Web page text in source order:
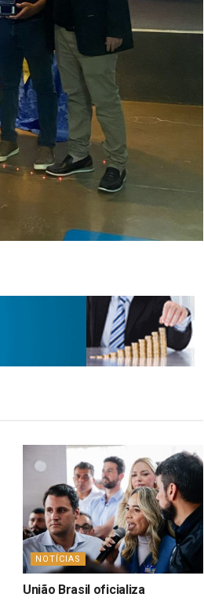
NOTÍCIAS
União Brasil oficializa